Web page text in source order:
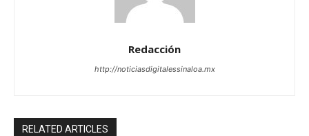
Redacción
http://noticiasdigitalessinaloa.mx
RELATED ARTICLES